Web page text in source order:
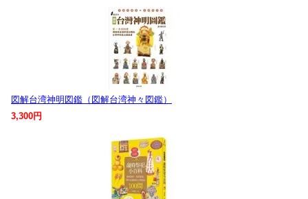
図解台湾神明図鑑（図解台湾神々図鑑）
3,300円